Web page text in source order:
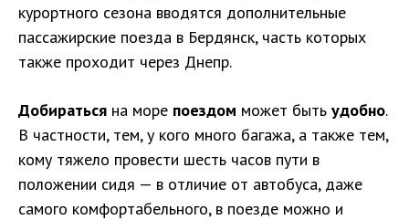
курортного сезона вводятся дополнительные
пассажирские поезда в Бердянск, часть которых
также проходит через Днепр.
Добираться на море поездом может быть удобно.
В частности, тем, у кого много багажа, а также тем,
кому тяжело провести шесть часов пути в
положении сидя — в отличие от автобуса, даже
самого комфортабельного, в поезде можно и